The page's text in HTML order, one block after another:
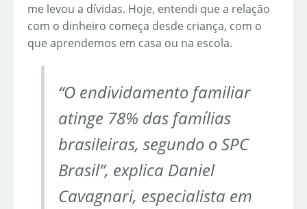
me levou a dívidas. Hoje, entendi que a relação
com o dinheiro começa desde criança, com o
que aprendemos em casa ou na escola.
“O endividamento familiar
atinge 78% das famílias
brasileiras, segundo o SPC
Brasil”, explica Daniel
Cavagnari, especialista em